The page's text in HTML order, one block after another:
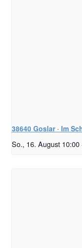
38640 Goslar · Im
So., 16. August 10:00